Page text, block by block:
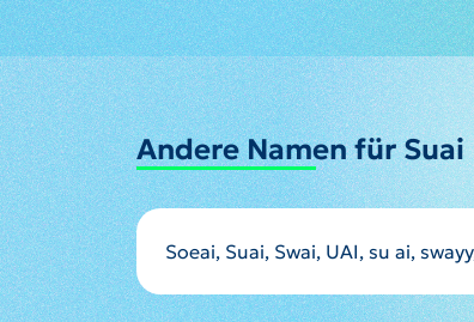
Andere Namen für Suai